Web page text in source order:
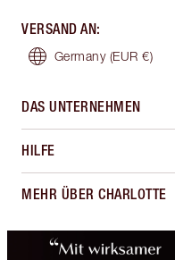
VERSAND AN:
Germany (EUR €)
DAS UNTERNEHMEN
HILFE
MEHR ÜBER CHARLOTTE